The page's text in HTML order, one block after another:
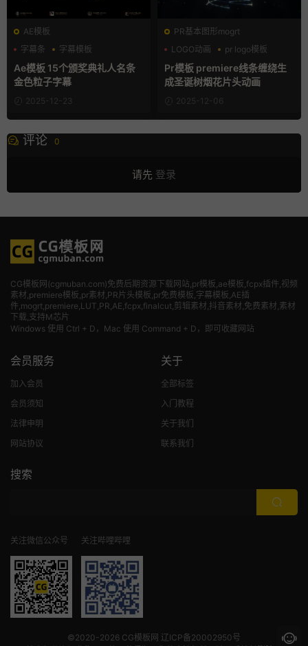
AE模板
字幕条
字幕模板
年会模板
Ae模板 15个颁奖典礼人名条
金色粒子字幕
2025-12-23
PR基本图形mogrt
LOGO动画
pr logo模板
PR基本图形
Pr模板 premiere线条缠绕生
成圣诞树烟花片头动画
2025-12-06
评论 0
请先 登录
CG模板网(cgmuban.com)免费后期资源下载网站,pr模板,ae模板,fcpx插件,视频
素材 ,premiere模板,pr素材,PR片头模板,pr免费模板,字幕模板,AE插
件,mogrt,premiere,LUT,PR,AE,fcpx,finalcut,剪辑素材,抖音素材,免费素材,素材
下载,支持M芯片
Windows 使用 Ctrl + D，Mac 使用 Command + D，即可收藏网站
会员服务
加入会员
会员须知
法律申明
网站协议
关于
全部标签
入门教程
关于我们
联系我们
搜索
关注微信公众号 关注哔哩哔哩
©2020-2026 CG模板网 辽ICP备20002950号